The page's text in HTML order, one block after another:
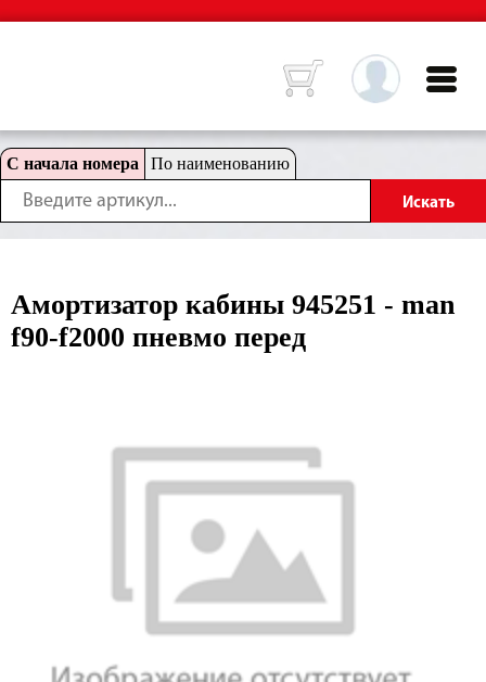
С начала номера По наименованию
Амортизатор кабины 945251 - man
f90-f2000 пневмо перед